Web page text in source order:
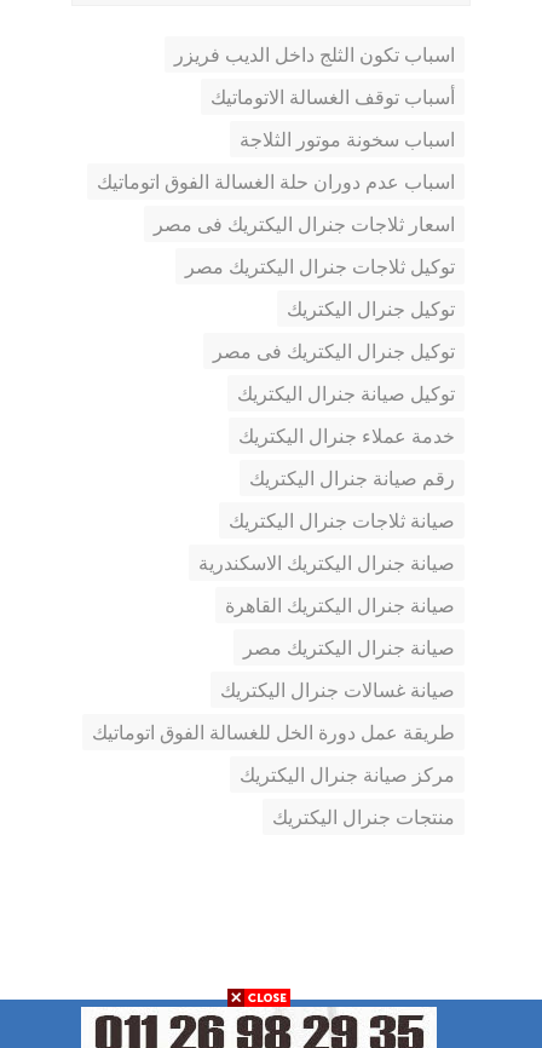
اسباب تكون الثلج داخل الديب فريزر
أسباب توقف الغسالة الاتوماتيك
اسباب سخونة موتور الثلاجة
اسباب عدم دوران حلة الغسالة الفوق اتوماتيك
اسعار ثلاجات جنرال اليكتريك فى مصر
توكيل ثلاجات جنرال اليكتريك مصر
توكيل جنرال اليكتريك
توكيل جنرال اليكتريك فى مصر
توكيل صيانة جنرال اليكتريك
خدمة عملاء جنرال اليكتريك
رقم صيانة جنرال اليكتريك
صيانة ثلاجات جنرال اليكتريك
صيانة جنرال اليكتريك الاسكندرية
صيانة جنرال اليكتريك القاهرة
صيانة جنرال اليكتريك مصر
صيانة غسالات جنرال اليكتريك
طريقة عمل دورة الخل للغسالة الفوق اتوماتيك
مركز صيانة جنرال اليكتريك
منتجات جنرال اليكتريك